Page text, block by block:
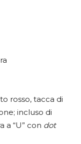
rosso, tacca di
incluso di
a “U” con dot